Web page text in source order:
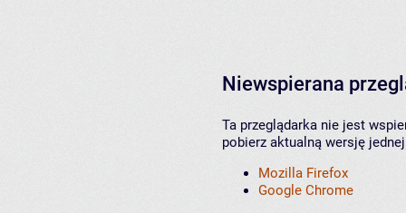
Niewspierana
Ta przeglądarka nie jest
pobierz aktualną wersję
Mozilla Firefox
Google Chrome